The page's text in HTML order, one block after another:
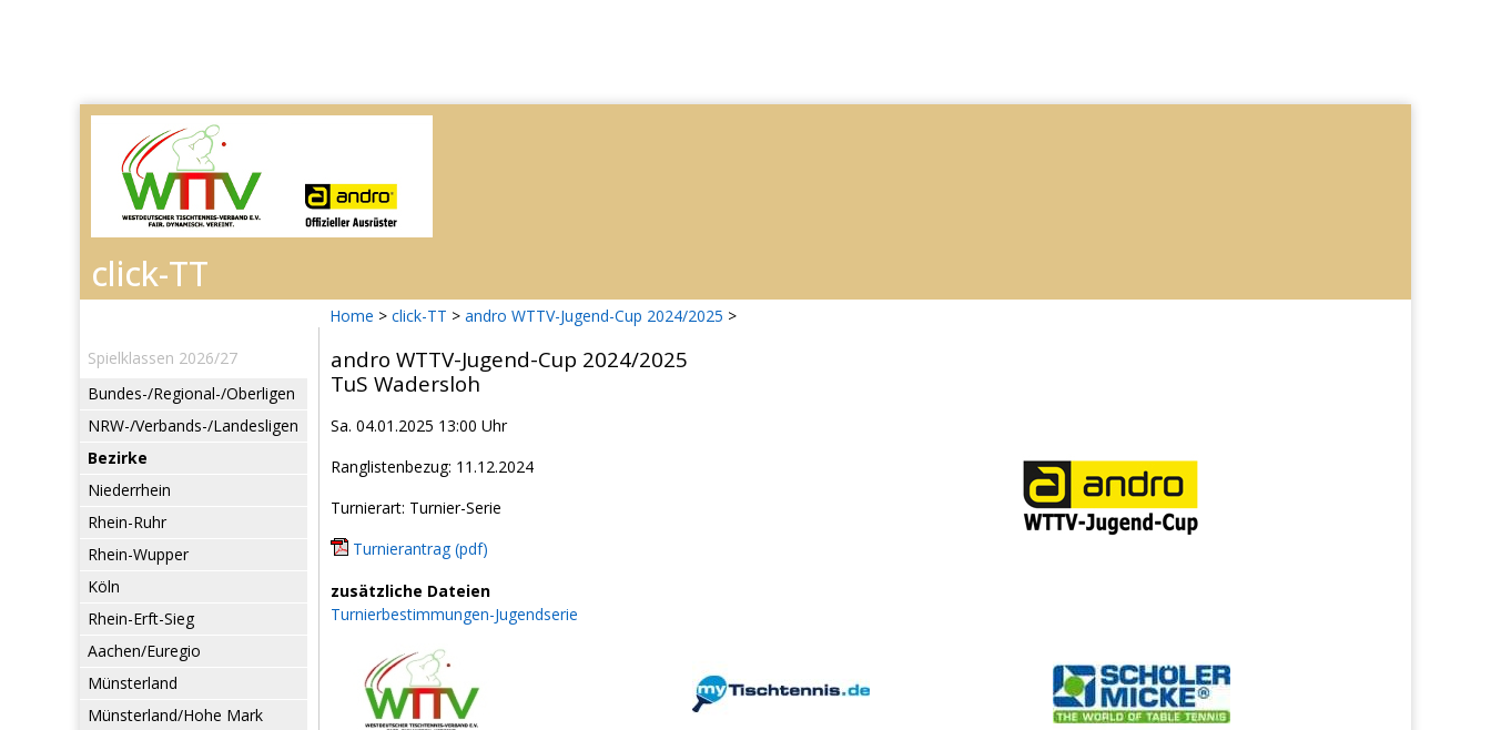
Home > click-TT > andro WTTV-Jugend-Cup 2024/2025 >
Spielklassen 2026/27
Bundes-/Regional-/Oberligen
NRW-/Verbands-/Landesligen
Bezirke
Niederrhein
Rhein-Ruhr
Rhein-Wupper
Köln
Rhein-Erft-Sieg
Aachen/Euregio
Münsterland
Münsterland/Hohe Mark
andro WTTV-Jugend-Cup 2024/2025
TuS Wadersloh
Sa. 04.01.2025 13:00 Uhr
Ranglistenbezug: 11.12.2024
Turnierart: Turnier-Serie
Turnierantrag (pdf)
zusätzliche Dateien
Turnierbestimmungen-Jugendserie